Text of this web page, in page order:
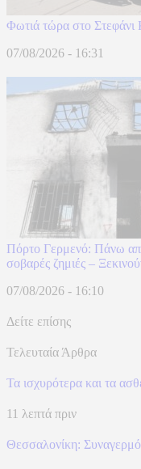
Φωτιά τώρα στο Στεφάνι
07/08/2026 - 16:31
Πόρτο Γερμενό: Πάνω
σοβαρές ζημιές –
07/08/2026 - 16:10
Δείτε επίσης
Τελευταία Άρθρα
Τα ισχυρότερα και τα
11 λεπτά πριν
Θεσσαλονίκη: